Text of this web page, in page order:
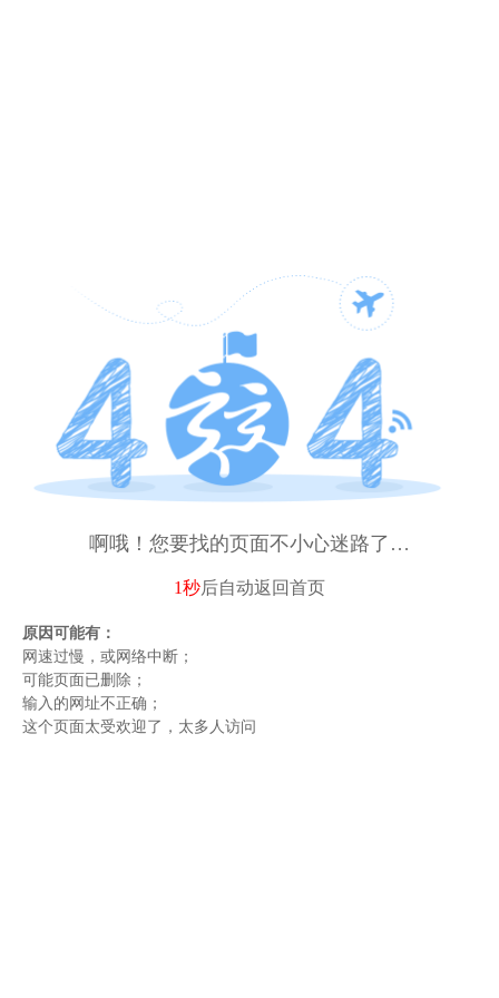
啊哦！您要找的页面不小心迷路了…
1秒后自动返回首页
原因可能有：
网速过慢，或网络中断；
可能页面已删除；
输入的网址不正确；
这个页面太受欢迎了，太多人访问